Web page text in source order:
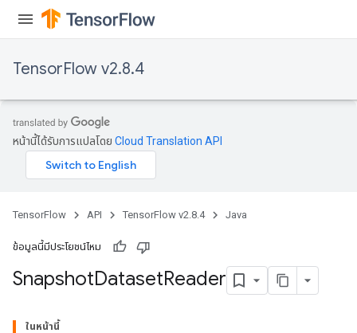
TensorFlow v2.8.4
หน้านี้ได้รับการแปลโดย Cloud Translation API
TensorFlow API TensorFlow v2.8.4 Java
ข้อมูลนี้มีประโยชน์ไหม
SnapshotDatasetReader
ในหน้านี้